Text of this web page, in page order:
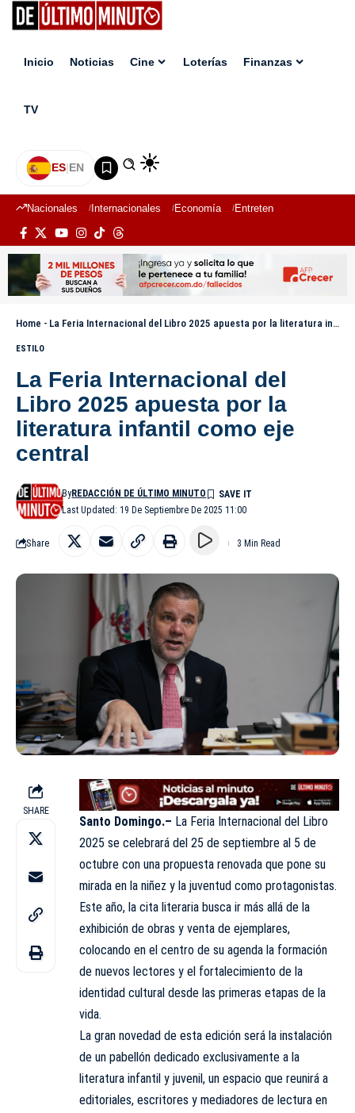
Inicio Noticias Cine Loterías Finanzas
TV
ES|EN
Nacionales Internacionales Economía Entretenimiento
Home - La Feria Internacional del Libro 2025 apuesta por la literatura infantil como eje central
ESTILO
La Feria Internacional del
Libro 2025 apuesta por la
literatura infantil como eje
central
Last Updated: 19 De Septiembre De 2025 11:00
ByREDACCIÓN DE ÚLTIMO MINUTO
Share 3 Min Read
SHARE
Santo Domingo.– La Feria Internacional del Libro
2025 se celebrará del 25 de septiembre al 5 de
octubre con una propuesta renovada que pone su
mirada en la niñez y la juventud como protagonistas.
Este año, la cita literaria busca ir más allá de la
exhibición de obras y venta de ejemplares,
colocando en el centro de su agenda la formación
de nuevos lectores y el fortalecimiento de la
identidad cultural desde las primeras etapas de la
vida.
La gran novedad de esta edición será la instalación
de un pabellón dedicado exclusivamente a la
literatura infantil y juvenil, un espacio que reunirá a
editoriales, escritores y mediadores de lectura en